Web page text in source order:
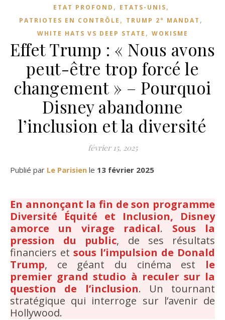
ETAT PROFOND , ETATS-UNIS,
PATRIOTES EN CONTRÔLE , TRUMP 2° MANDAT ,
WHITE HATS VS DEEP STATE , WOKISME
Effet Trump : « Nous avons
peut-être trop forcé le
changement » – Pourquoi
Disney abandonne
l’inclusion et la diversité
février 15, 2025
Publié par Le Parisien le 13 février 2025
En annonçant la fin de son programme
Diversité Équité et Inclusion, Disney
amorce un virage radical. Sous la
pression du public, de ses résultats
financiers et sous l’impulsion de Donald
Trump, ce géant du cinéma est le
premier grand studio à reculer sur la
question de l’inclusion. Un tournant
stratégique qui interroge sur l’avenir de
Hollywood.